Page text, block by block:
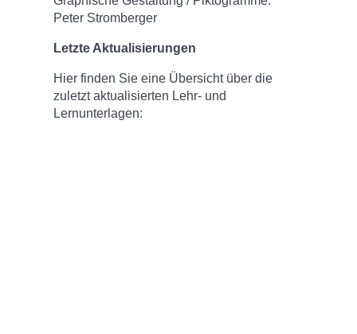
Peter Stromberger
Letzte Aktualisierungen
Hier finden Sie eine Übersicht über die
zuletzt aktualisierten Lehr- und
Lernunterlagen: